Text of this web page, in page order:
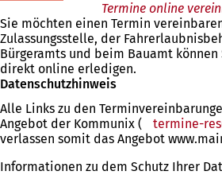
Termine online
Sie möchten einen Termin
Zulassungsstelle, der
Bürgeramts und beim Bauamt
direkt online erledigen.
Datenschutzhinweis
Alle Links zu den
Angebot der Kommunix (
termine-
verlassen somit das Angebot
Informationen zu dem Schutz Ihrer